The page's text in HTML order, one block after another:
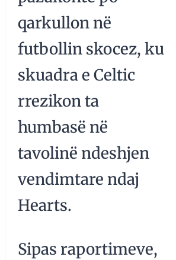
qarkullon në
futbollin skocez, ku
skuadra e Celtic
rrezikon ta
humbasë në
tavolinë ndeshjen
vendimtare ndaj
Hearts.
Sipas raportimeve,